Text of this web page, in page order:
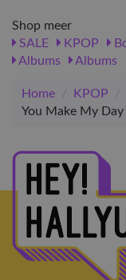
Shop meer
SALE
KPOP
Albums
Albums
Home / KPOP /
You Make My